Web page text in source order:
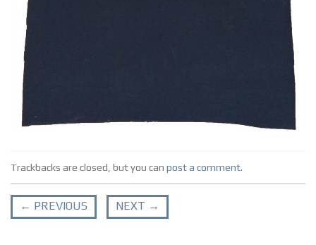
Trackbacks are closed, but you can post a comment.
← PREVIOUS NEXT →